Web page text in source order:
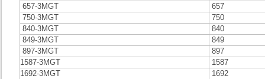
657-3MGT
657
750-3MGT
750
840-3MGT
840
849-3MGT
849
897-3MGT
897
1587-3MGT
1587
1692-3MGT
1692